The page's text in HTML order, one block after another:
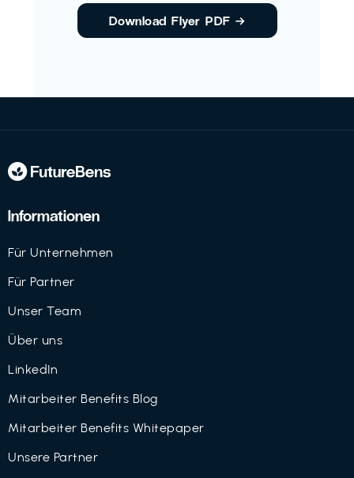
Download Flyer PDF →
Informationen
Für Unternehmen
Für Partner
Unser Team
Über uns
LinkedIn
Mitarbeiter Benefits Blog
Mitarbeiter Benefits Whitepaper
Unsere Partner